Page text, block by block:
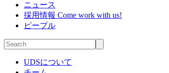
ニュース
採用情報 Come work with us!
ピープル
UDSについて